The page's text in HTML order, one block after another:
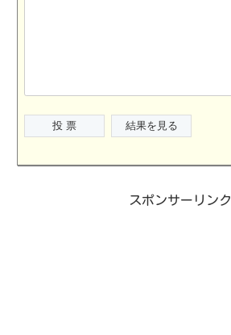
スポンサーリンク